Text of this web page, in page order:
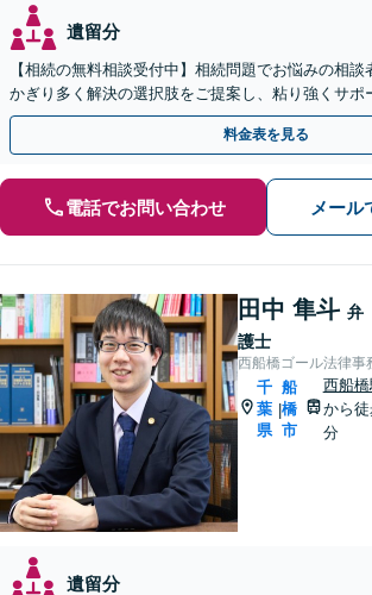
遺留分
【相続の無料相談受付中】相続問題でお悩みの相談
かぎり多く解決の選択肢をご提案し、粘り強くサポ
料金表を見る
電話でお問い合わせ メール
田中 隼斗 弁
護士
西船橋ゴール法律事
千
葉
県
|
船
橋
市
西船橋
から
分
遺留分